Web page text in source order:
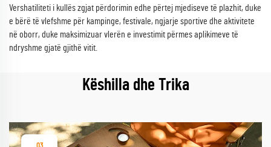
Vershatiliteti i kullës zgjat përdorimin edhe përtej mjediseve të plazhit, duke
e bërë të vlefshme për kampinge, festivale, ngjarje sportive dhe aktivitete
në oborr, duke maksimizuar vlerën e investimit përmes aplikimeve të
ndryshme gjatë gjithë vitit.
Këshilla dhe Trika